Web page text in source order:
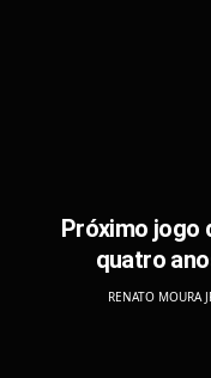
Próximo jogo
quatro
RENATO MOURA